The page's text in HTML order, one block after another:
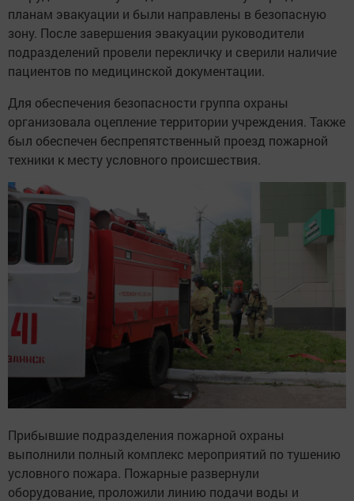
планам эвакуации и были направлены в безопасную
зону. После завершения эвакуации руководители
подразделений провели перекличку и сверили наличие
пациентов по медицинской документации.
Для обеспечения безопасности группа охраны
организовала оцепление территории учреждения. Также
был обеспечен беспрепятственный проезд пожарной
техники к месту условного происшествия.
Прибывшие подразделения пожарной охраны
выполнили полный комплекс мероприятий по тушению
условного пожара. Пожарные развернули
оборудование, проложили линию подачи воды и